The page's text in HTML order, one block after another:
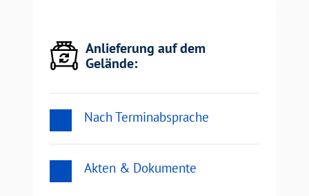
Anlieferung auf dem
Gelände:
Nach Terminabsprache
Akten & Dokumente